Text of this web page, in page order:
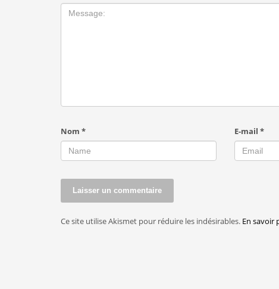
Nom * E-mail*
Ce site utilise Akismet pour réduire les indésirables. En savoir